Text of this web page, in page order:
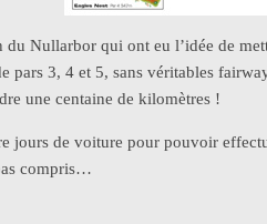
du Nullarbor qui ont eu l’idée de
pars 3, 4 et 5, sans véritables
une centaine de kilomètres !
jours de voiture pour pouvoir
compris…